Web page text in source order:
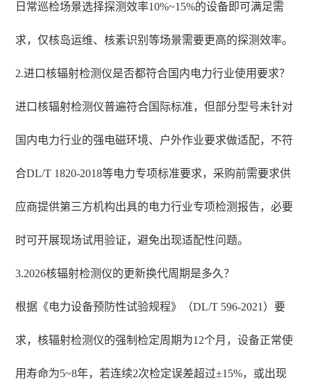
日常巡检场景选择探测效率10%~15%的设备即可满足需
求，仅核岛运维、核素识别等场景需要更高的探测效率。
2.进口核辐射检测仪是否都符合国内电力行业使用要求？
进口核辐射检测仪普遍符合国际标准，但部分型号未针对
国内电力行业的强电磁环境、户外作业要求做适配，不符
合DL/T 1820-2018等电力专项标准要求，采购前需要求供
应商提供第三方机构出具的电力行业专项检测报告，必要
时可开展现场试用验证，避免出现适配性问题。
3.2026核辐射检测仪的更新换代周期是多久？
根据《电力设备预防性试验规程》（DL/T 596-2021）要
求，核辐射检测仪的强制检定周期为12个月，设备正常使
用寿命为5~8年，若连续2次检定误差超过±15%，或出现